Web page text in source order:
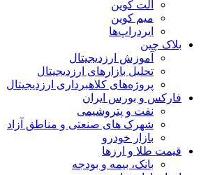
آلت کوین
میم کوین‌
ایردراپ‌ها
بلاک چین
آموزش ارزدیجیتال
تحلیل بازارهای ارزدیجیتال
پروژه‌های کلاهبرداری ارزدیجیتال
فارکس و بورس ایران
نفت و پتروشیمی
شهرک های صنعتی و مناطق آزاد
بازار خودرو
قیمت طلا و ارزها
بانک، بیمه و بودجه